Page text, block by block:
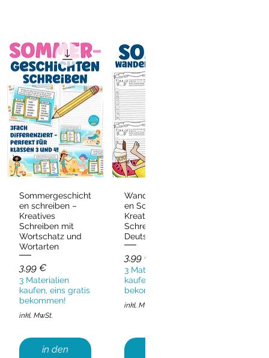
Schnellansicht
Sommergeschicht
en schreiben –
Kreatives
Schreiben mit
Wortschatz und
Wortarten
Preis
3,99 €
3 Materialien
kaufen, eins gratis
bekommen!
inkl. MwSt.
in den
Schnellansicht
Wandergeschicht
en Sommer –
Kreatives
Schreiben
Deutsch & DaZ
Preis
3,99 €
3 Materialien
kaufen, eins gratis
bekommen!
inkl. MwSt.